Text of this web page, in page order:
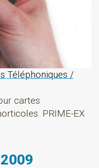
Téléphoniques /
cartes
PRIME-EX